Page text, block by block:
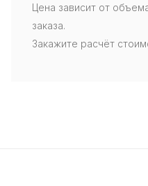
Цена зависит от
заказа.
Закажите расчёт